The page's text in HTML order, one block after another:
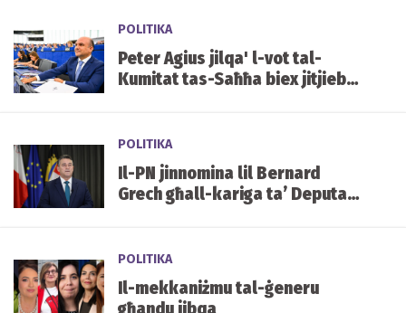
POLITIKA
Peter Agius jilqa' l-vot tal-
Kumitat tas-Saħħa biex jitjiebu
POLITIKA
Il-PN jinnomina lil Bernard
Grech għall-kariga ta’ Deputat
POLITIKA
Il-mekkaniżmu tal-ġeneru